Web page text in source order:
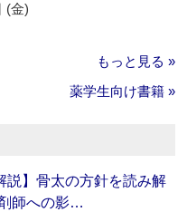
(金)
もっと見る »
薬学生向け書籍 »
説】骨太の方針を読み解
師への影…